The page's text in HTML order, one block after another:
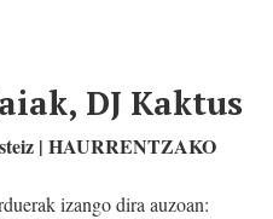
DJ Kaktus
| HAURRENTZAKO
izango dira auzoan: